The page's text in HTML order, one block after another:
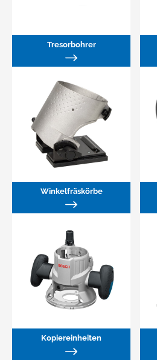
Tresorbohrer
Winkelfräskörbe
Kopiereinheiten